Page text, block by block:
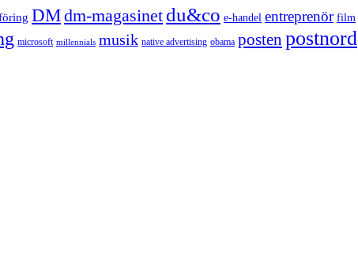
DMdm-magasinet du&co e-handel entreprenör film
microsoft millennials musik native advertising obama posten postnord